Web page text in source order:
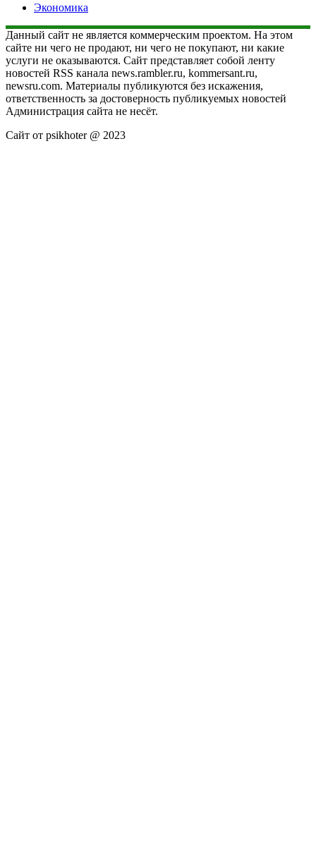
Экономика
Данный сайт не является коммерческим проектом. На этом
сайте ни чего не продают, ни чего не покупают, ни какие
услуги не оказываются. Сайт представляет собой ленту
новостей RSS канала news.rambler.ru, kommersant.ru,
newsru.com. Материалы публикуются без искажения,
ответственность за достоверность публикуемых новостей
Администрация сайта не несёт.
Сайт от psikhoter @ 2023